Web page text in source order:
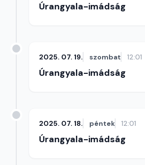
Úrangyala-imádság
2025. 07. 19. szombat 12:01
Úrangyala-imádság
2025. 07. 18. péntek 12:01
Úrangyala-imádság